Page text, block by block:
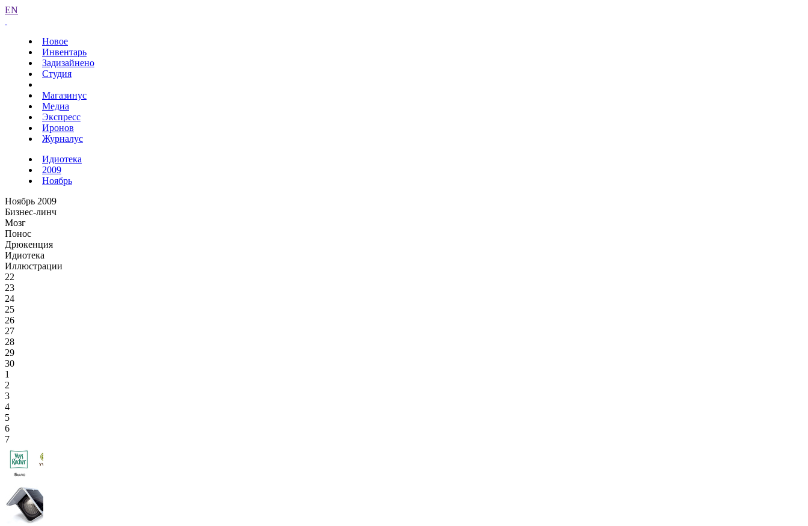
EN
Новое
Инвентарь
Задизайнено
Студия
Магазинус
Медиа
Экспресс
Иронов
Журналус
Идиотека
2009
Ноябрь
Ноябрь 2009
Бизнес-линч
Мозг
Понос
Дрюкенция
Идиотека
Иллюстрации
22
23
24
25
26
27
28
29
30
1
2
3
4
5
6
7